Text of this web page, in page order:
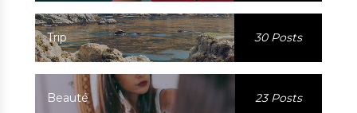
Trip 30 Posts
Beauté 23 Posts